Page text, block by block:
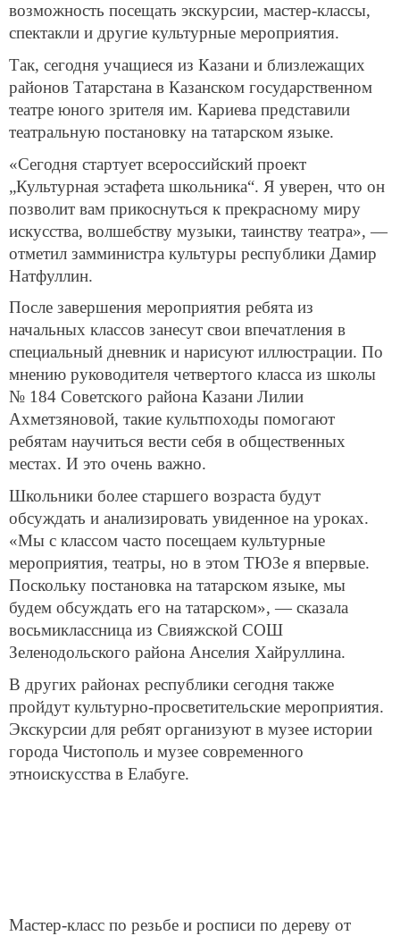
возможность посещать экскурсии, мастер-классы,
спектакли и другие культурные мероприятия.
Так, сегодня учащиеся из Казани и близлежащих
районов Татарстана в Казанском государственном
театре юного зрителя им. Кариева представили
театральную постановку на татарском языке.
«Сегодня стартует всероссийский проект
„Культурная эстафета школьника“. Я уверен, что он
позволит вам прикоснуться к прекрасному миру
искусства, волшебству музыки, таинству театра», —
отметил замминистра культуры республики Дамир
Натфуллин.
После завершения мероприятия ребята из
начальных классов занесут свои впечатления в
специальный дневник и нарисуют иллюстрации. По
мнению руководителя четвертого класса из школы
№ 184 Советского района Казани Лилии
Ахметзяновой, такие культпоходы помогают
ребятам научиться вести себя в общественных
местах. И это очень важно.
Школьники более старшего возраста будут
обсуждать и анализировать увиденное на уроках.
«Мы с классом часто посещаем культурные
мероприятия, театры, но в этом ТЮЗе я впервые.
Поскольку постановка на татарском языке, мы
будем обсуждать его на татарском», — сказала
восьмиклассница из Свияжской СОШ
Зеленодольского района Анселия Хайруллина.
В других районах республики сегодня также
пройдут культурно-просветительские мероприятия.
Экскурсии для ребят организуют в музее истории
города Чистополь и музее современного
этноискусства в Елабуге.
Мастер-класс по резьбе и росписи по дереву от